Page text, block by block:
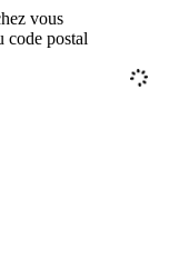
vous
code postal